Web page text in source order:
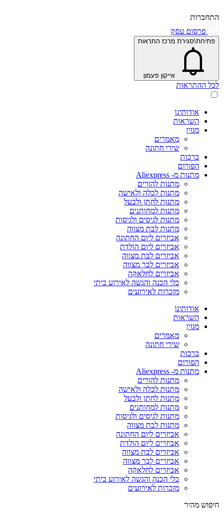
התחברות
פרסום עסק
פתיחת\סגירת מרכז התראות
אייקון פעמון
לכל ההתראות
אודותינו
השראות
מגזין
מאמרים
שירי חתונה
ברכות
הפורום
מתנות מ- Aliexpress
מתנות להורים
מתנות לכלה ולאישה
מתנות לחתן ולבעל
מתנות למחותנים
מתנות לגיסים ולגיסות
מתנות לבת מצווה
אביזרים ליום החתונה
אביזרים ליום הולדת
אביזרים לבת מצווה
אביזרים לבר מצווה
אביזרים לחלאקה
כלי הכנה והגשה לאירוע ביתי
מזכרות לאירועים
אודותינו
השראות
מגזין
מאמרים
שירי חתונה
ברכות
הפורום
מתנות מ- Aliexpress
מתנות להורים
מתנות לכלה ולאישה
מתנות לחתן ולבעל
מתנות למחותנים
מתנות לגיסים ולגיסות
מתנות לבת מצווה
אביזרים ליום החתונה
אביזרים ליום הולדת
אביזרים לבת מצווה
אביזרים לבר מצווה
אביזרים לחלאקה
כלי הכנה והגשה לאירוע ביתי
מזכרות לאירועים
חיפוש מהיר